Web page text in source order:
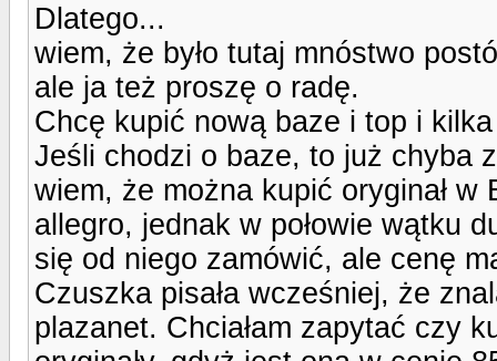
Dlatego...
wiem, że było tutaj mnóstwo
ale ja też proszę o radę.
Chcę kupić nową baze i top i
Jeśli chodzi o baze, to już chyba
wiem, że można kupić oryginał
allegro, jednak w połowie wątku
się od niego zamówić, ale cenę
Czuszka pisała wcześniej, że
plazanet. Chciałam zapytać czy